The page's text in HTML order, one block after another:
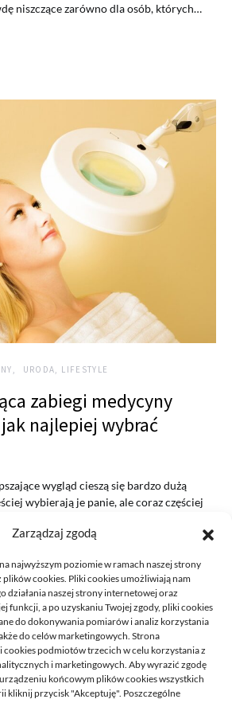
Zarządzaj zgodą
najwyższym poziomie w ramach naszej strony
cookies. Pliki cookies umożliwiają nam
działania naszej strony internetowej oraz
funkcji, a po uzyskaniu Twojej zgody, pliki cookies
do dokonywania pomiarów i analiz korzystania
do celów marketingowych. Strona
podmiotów trzecich w celu korzystania z
i marketingowych. Aby wyrazić zgodę
końcowym plików cookies wszystkich
kliknij przycisk "Akceptuję". Poszczególne
niszczące zarówno dla osób, których…
URODA, LIFESTYLE
zabiegi medycyny
najlepiej wybrać
wygląd cieszą się bardzo dużą
wybierają je panie, ale coraz częściej
DECA /